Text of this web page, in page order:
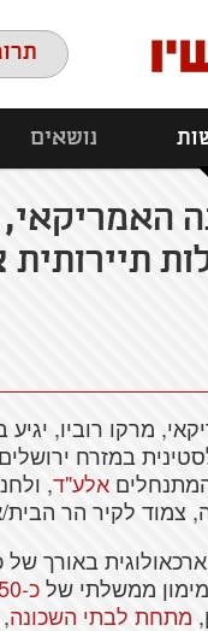
נושאים
מרקו רוביו,
במזרח
אלע"ד,
צמוד לקיר הר
ממשלתי שלכ-50 מיליון ₪
מתחת לבתי השכונה